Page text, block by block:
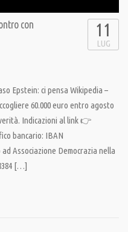
con
11
LUG
Epstein: ci pensa Wikipedia –
60.000 euro entro agosto
Indicazioni al link 👉
bancario: IBAN
ad Associazione Democrazia nella
[…]